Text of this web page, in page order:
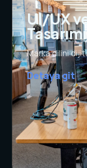
UI/UX
Tasarımı
Marka dilini
Detaya git